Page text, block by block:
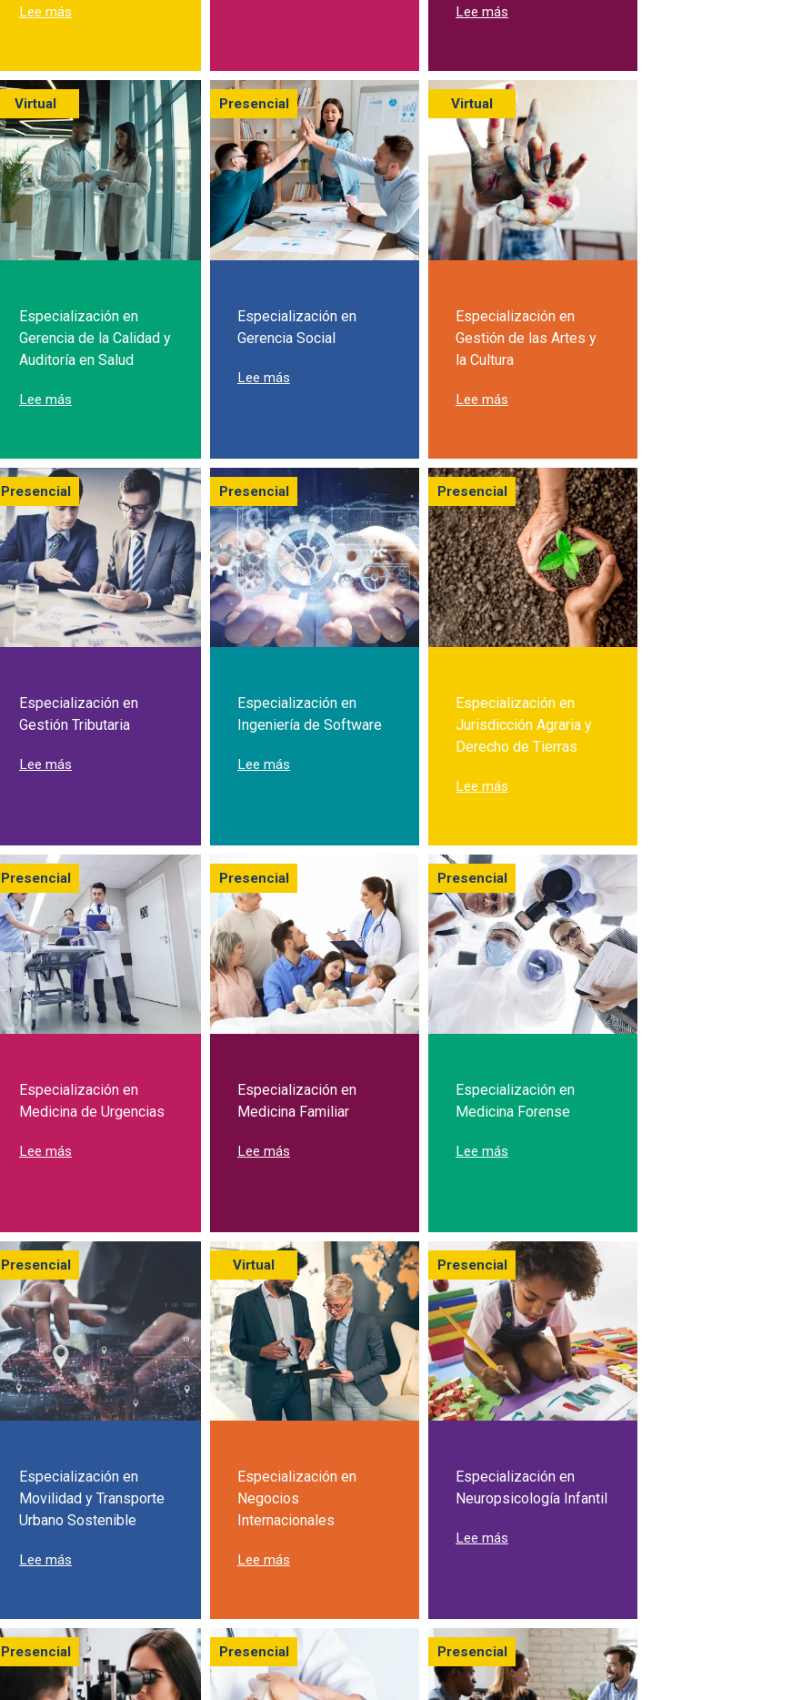
Lee más Lee más
Virtual
Especialización en
Gerencia de la Calidad y
Auditoría en Salud
Lee más sobre Especialización en Gerencia de la Calidad y Auditoría en Salud
Presencial
Especialización en
Gerencia Social
Lee más
Virtual
Especialización en
Gestión de las Artes y
la Cultura
Lee más
Presencial
Especialización en
Gestión Tributaria
Lee más sobre Especialización en Gestión Tributaria
Presencial
Especialización en
Ingeniería de Software
Lee más
Presencial
Especialización en
Jurisdicción Agraria y
Derecho de Tierras
Lee más
Presencial
Especialización en
Medicina de Urgencias
Lee más sobre Especialización en Medicina de Urgencias
Presencial
Especialización en
Medicina Familiar
Lee más sobre Especialización en Medicina Familiar
Presencial
Especialización en
Medicina Forense
Lee más
Presencial
Especialización en
Movilidad y Transporte
Urbano Sostenible
Lee más sobre Especialización en Movilidad y Transporte Urbano Sostenible
Virtual
Especialización en
Negocios
Internacionales
Lee más
Presencial
Especialización en
Neuropsicología Infantil
Lee más
Presencial Presencial Presencial